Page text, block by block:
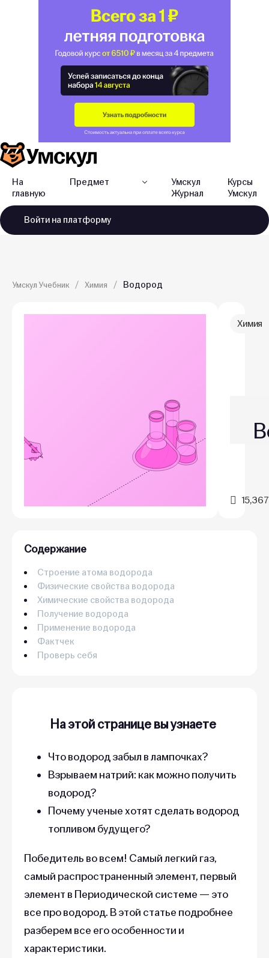
На
главную
Предмет
Умскул
Журнал
Курсы
Умскул
Войти на платформу
Умскул Учебник Химия Водород
Химия
15,367
Содержание
Строение атома водорода
Физические свойства водорода
Химические свойства водорода
Получение водорода
Применение водорода
Фактчек
Проверь себя
На этой странице вы узнаете
Что водород забыл в лампочках?
Взрываем натрий: как можно получить
водород?
Почему ученые хотят сделать водород
топливом будущего?
Победитель во всем! Самый легкий газ,
самый распространенный элемент, первый
элемент в Периодической системе — это
все про водород. В этой статье подробнее
разберем все его особенности и
характеристики.